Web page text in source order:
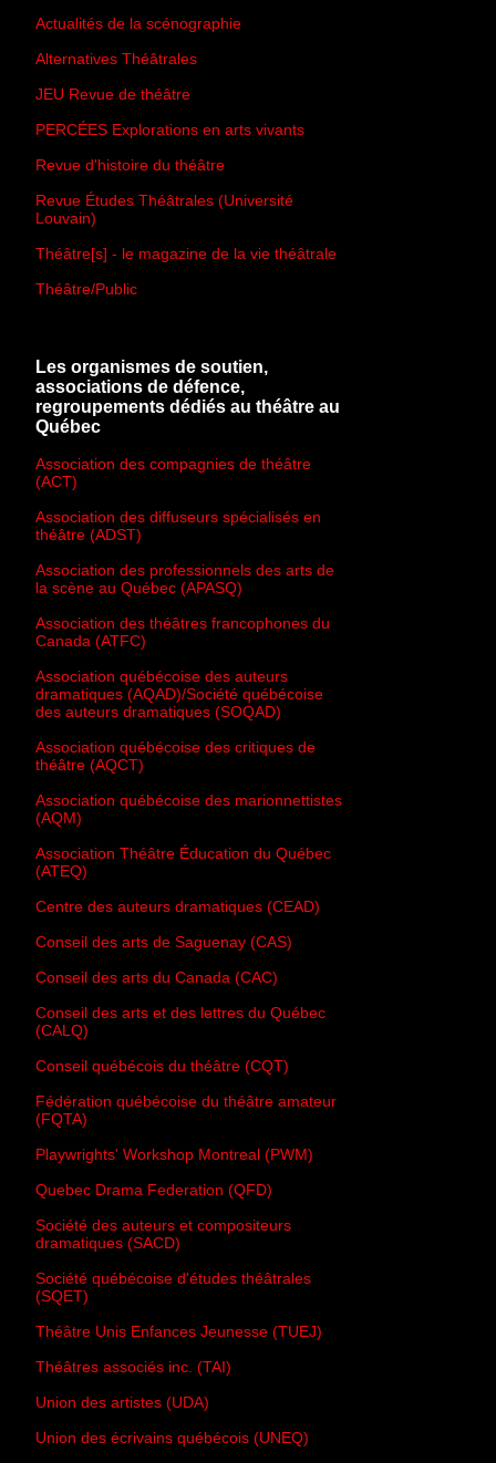
Actualités de la scénographie
Alternatives Théâtrales
JEU Revue de théâtre
PERCÉES Explorations en arts vivants
Revue d'histoire du théâtre
Revue Études Théâtrales (Université
Louvain)
Théâtre[s] - le magazine de la vie théâtrale
Théâtre/Public
Les organismes de soutien,
associations de défence,
regroupements dédiés au théâtre au
Québec
Association des compagnies de théâtre
(ACT)
Association des diffuseurs spécialisés en
théâtre (ADST)
Association des professionnels des arts de
la scène au Québec (APASQ)
Association des théâtres francophones du
Canada (ATFC)
Association québécoise des auteurs
dramatiques (AQAD)/Société québécoise
des auteurs dramatiques (SOQAD)
Association québécoise des critiques de
théâtre (AQCT)
Association québécoise des marionnettistes
(AQM)
Association Théâtre Éducation du Québec
(ATEQ)
Centre des auteurs dramatiques (CEAD)
Conseil des arts de Saguenay (CAS)
Conseil des arts du Canada (CAC)
Conseil des arts et des lettres du Québec
(CALQ)
Conseil québécois du théâtre (CQT)
Fédération québécoise du théâtre amateur
(FQTA)
Playwrights' Workshop Montreal (PWM)
Quebec Drama Federation (QFD)
Société des auteurs et compositeurs
dramatiques (SACD)
Société québécoise d'études théâtrales
(SQET)
Théâtre Unis Enfances Jeunesse (TUEJ)
Théâtres associés inc. (TAI)
Union des artistes (UDA)
Union des écrivains québécois (UNEQ)